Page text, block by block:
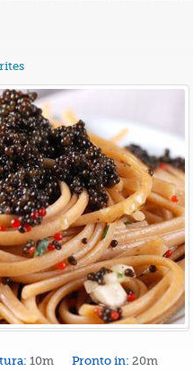
10m Pronto in: 20m